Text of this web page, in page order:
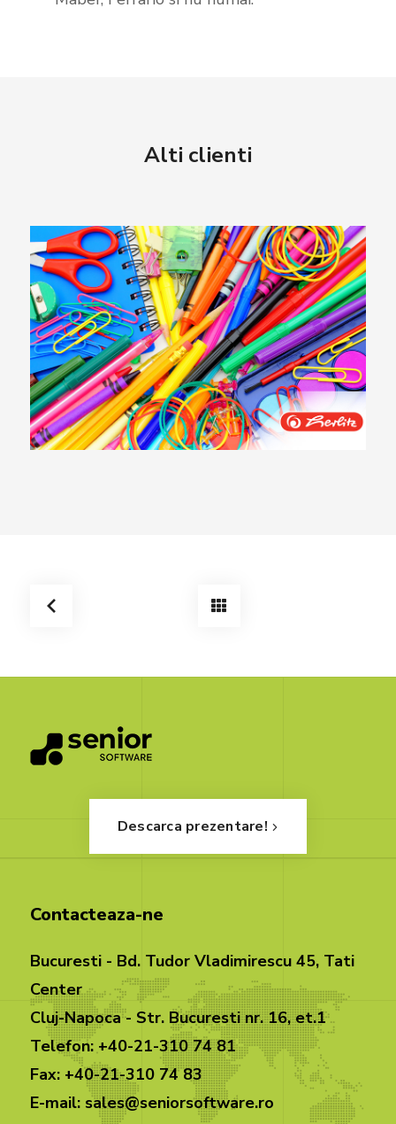
Alti clienti
Descarca prezentare!
Contacteaza-ne
Bucuresti - Bd. Tudor Vladimirescu 45, Tati
Center
Cluj-Napoca - Str. Bucuresti nr. 16, et.1
Telefon: +40-21-310 74 81
Fax: +40-21-310 74 83
E-mail: sales@seniorsoftware.ro